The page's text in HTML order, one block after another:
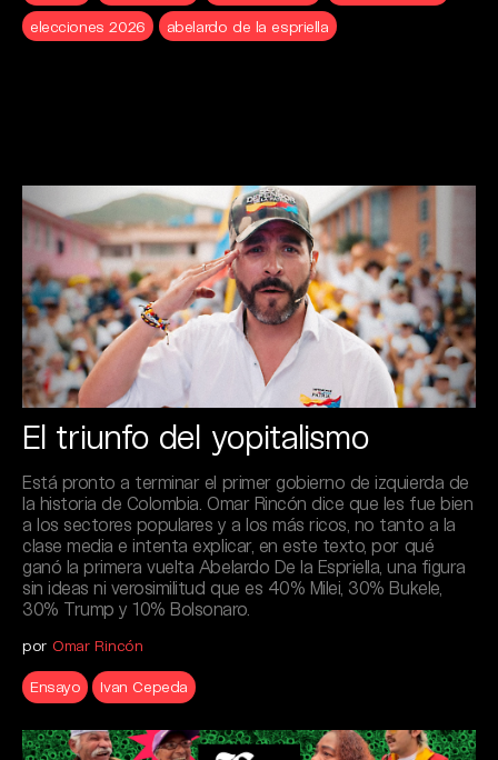
elecciones 2026
abelardo de la espriella
El triunfo del yopitalismo
Está pronto a terminar el primer gobierno de izquierda de
la historia de Colombia. Omar Rincón dice que les fue bien
a los sectores populares y a los más ricos, no tanto a la
clase media e intenta explicar, en este texto, por qué
ganó la primera vuelta Abelardo De la Espriella, una figura
sin ideas ni verosimilitud que es 40% Milei, 30% Bukele,
30% Trump y 10% Bolsonaro.
por Omar Rincón
Ensayo Ivan Cepeda